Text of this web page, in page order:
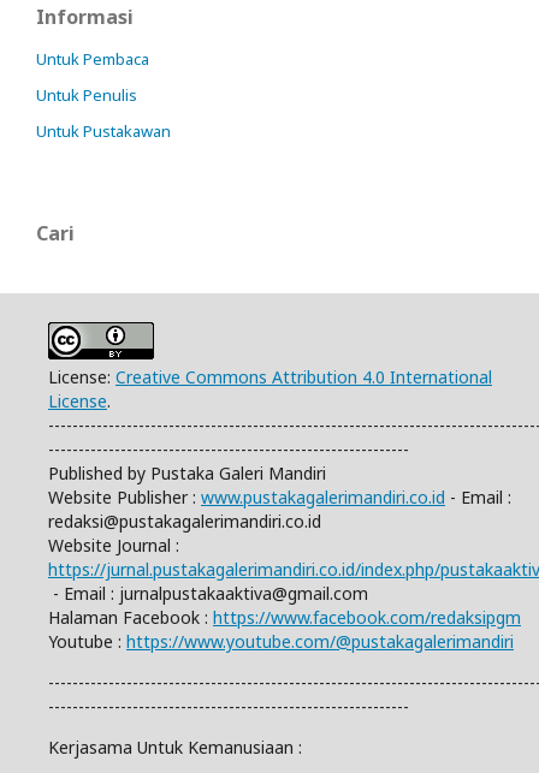
Informasi
Untuk Pembaca
Untuk Penulis
Untuk Pustakawan
Cari
License: Creative Commons Attribution 4.0 International
License.
------------------------------------------------------------
Published by Pustaka Galeri Mandiri
Website Publisher : www.pustakagalerimandiri.co.id - Email :
redaksi@pustakagalerimandiri.co.id
Website Journal :
https://jurnal.pustakagalerimandiri.co.id/index.php/
- Email : jurnalpustakaaktiva@gmail.com
Halaman Facebook : https://www.facebook.com/redaksipgm
Youtube : https://www.youtube.com/@pustakagalerimandiri
------------------------------------------------------------
Kerjasama Untuk Kemanusiaan :